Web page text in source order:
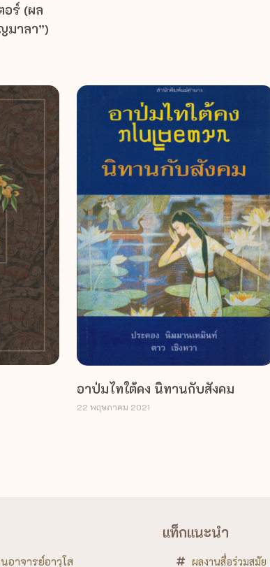
อร์ (ผล
มาลา”)
อาป่มไทใต้คง นิทานกับสังคม
22 พฤษภาคม 2021
อาจารย์อาวุโส
แท็กแนะนำ
ผลงานสื่อร่วมสมัย